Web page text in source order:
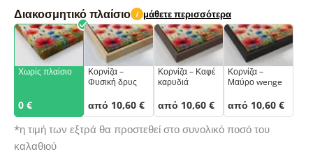
Διακοσμητικό πλαίσιο i μάθετε περισσότερα
Χωρίς πλαίσιο
0 €
Κορνίζα –
Φυσική δρυς
από 10,60 €
Κορνίζα – Καφέ
καρυδιά
από 10,60 €
Κορνίζα –
Μαύρο wenge
από 10,60 €
*η τιμή των εξτρά θα προστεθεί στο συνολικό ποσό του
καλαθιού